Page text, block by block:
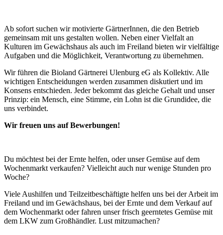
Ab sofort suchen wir motivierte GärtnerInnen, die den Betrieb
gemeinsam mit uns gestalten wollen. Neben einer Vielfalt an
Kulturen im Gewächshaus als auch im Freiland bieten wir vielfältige
Aufgaben und die Möglichkeit, Verantwortung zu übernehmen.
Wir führen die Bioland Gärtnerei Ulenburg eG als Kollektiv. Alle
wichtigen Entscheidungen werden zusammen diskutiert und im
Konsens entschieden. Jeder bekommt das gleiche Gehalt und unser
Prinzip: ein Mensch, eine Stimme, ein Lohn ist die Grundidee, die
uns verbindet.
Wir freuen uns auf Bewerbungen!
Du möchtest bei der Ernte helfen, oder unser Gemüse auf dem
Wochenmarkt verkaufen? Vielleicht auch nur wenige Stunden pro
Woche?
Viele Aushilfen und Teilzeitbeschäftigte helfen uns bei der Arbeit im
Freiland und im Gewächshaus, bei der Ernte und dem Verkauf auf
dem Wochenmarkt oder fahren unser frisch geerntetes Gemüse mit
dem LKW zum Großhändler. Lust mitzumachen?